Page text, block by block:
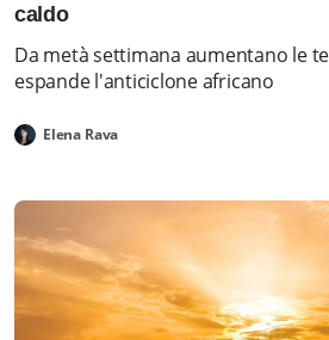
caldo
Da metà settimana aumentano le
espande l'anticiclone africano
Elena Rava